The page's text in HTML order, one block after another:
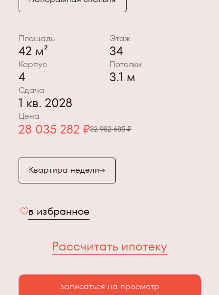
Площадь
42 м²
Этаж
34
Корпус
4
Потолки
3.1 м
Сдача
1 кв. 2028
Цена
28 035 282 ₽32 982 685 ₽
Квартира недели
в избранное
Рассчитать ипотеку
записаться на просмотр